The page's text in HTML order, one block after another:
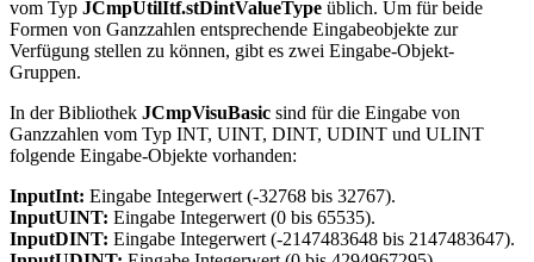
vom Typ JCmpUtilItf.stDintValueType üblich. Um für beide
Formen von Ganzzahlen entsprechende Eingabeobjekte zur
Verfügung stellen zu können, gibt es zwei Eingabe-Objekt-
Gruppen.
In der Bibliothek JCmpVisuBasic sind für die Eingabe von
Ganzzahlen vom Typ INT, UINT, DINT, UDINT und ULINT
folgende Eingabe-Objekte vorhanden:
InputInt: Eingabe Integerwert (-32768 bis 32767).
InputUINT: Eingabe Integerwert (0 bis 65535).
InputDINT: Eingabe Integerwert (-2147483648 bis 2147483647).